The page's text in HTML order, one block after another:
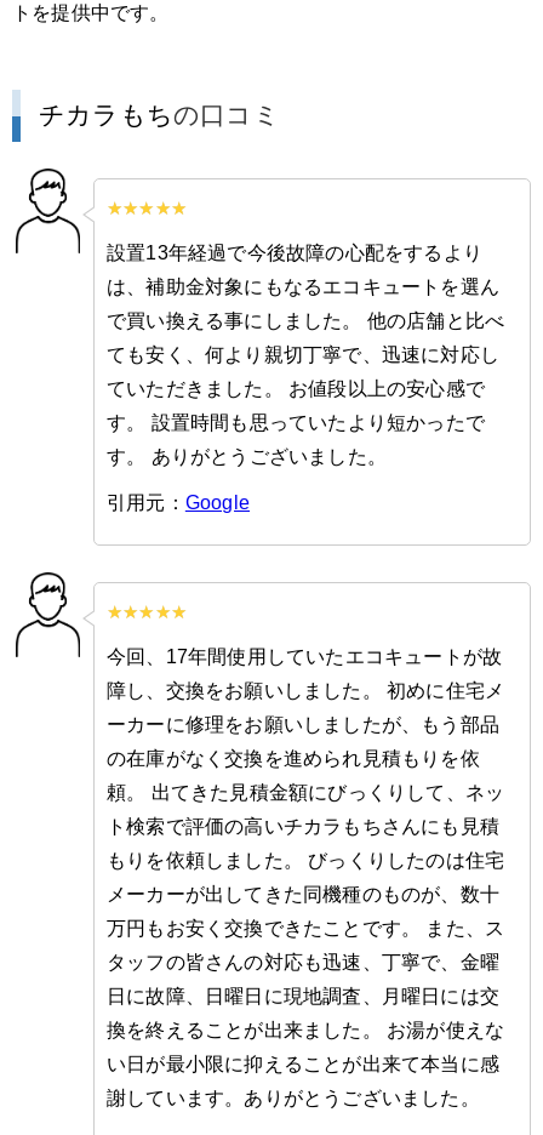
トを提供中です。
チカラもちの口コミ
設置13年経過で今後故障の心配をするより
は、補助金対象にもなるエコキュートを選ん
で買い換える事にしました。 他の店舗と比べ
ても安く、何より親切丁寧で、迅速に対応し
ていただきました。 お値段以上の安心感で
す。 設置時間も思っていたより短かったで
す。 ありがとうございました。
引用元： Google
今回、17年間使用していたエコキュートが故
障し、交換をお願いしました。 初めに住宅メ
ーカーに修理をお願いしましたが、もう部品
の在庫がなく交換を進められ見積もりを依
頼。 出てきた見積金額にびっくりして、ネッ
ト検索で評価の高いチカラもちさんにも見積
もりを依頼しました。 びっくりしたのは住宅
メーカーが出してきた同機種のものが、数十
万円もお安く交換できたことです。 また、ス
タッフの皆さんの対応も迅速、丁寧で、金曜
日に故障、日曜日に現地調査、月曜日には交
換を終えることが出来ました。 お湯が使えな
い日が最小限に抑えることが出来て本当に感
謝しています。ありがとうございました。